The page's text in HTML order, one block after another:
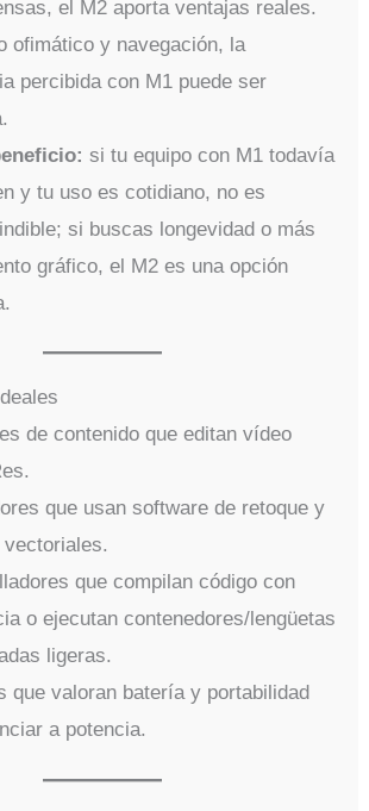
el M2 aporta ventajas reales.
ofimático y navegación, la
percibida con M1 puede ser
si tu equipo con M1 todavía
y tu uso es cotidiano, no es
si buscas longevidad o más
gráfico, el M2 es una opción
de contenido que editan vídeo
que usan software de retoque y
que compilan código con
o ejecutan contenedores/lengüetas
ligeras.
que valoran batería y portabilidad
a potencia.